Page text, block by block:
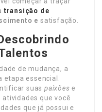
transição de
e satisfação.
de mudança, a
essencial.
suaspaixões e
atividades que você
que já possui e